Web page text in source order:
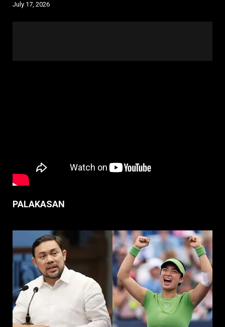
July 17, 2026
PALAKASAN